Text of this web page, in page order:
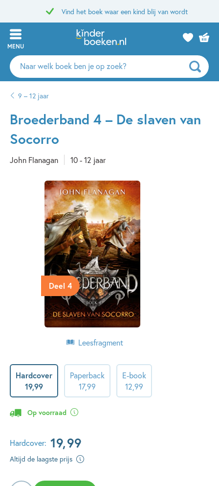
Vind het boek waar een kind blij van wordt
MENU
Zoeken
naar
auteurs
uitgevers
9 – 12 jaar
Broederband 4 – De slaven van
Socorro
John Flanagan 10 - 12 jaar
Deel 4
Leesfragment
Hardcover
19,99
Paperback
17,99
E-book
12,99
Op voorraad
Hardcover: 19,99
Altijd de laagste prijs